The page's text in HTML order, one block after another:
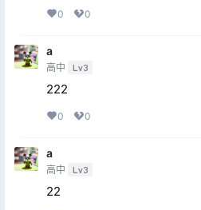
0 0
a
高中 Lv3
222
0 0
a
高中 Lv3
22